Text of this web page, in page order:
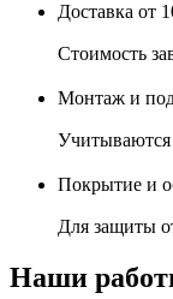
Доставка от
Стоимость
Монтаж и
Учитываются
Покрытие и
Для защиты
Наши